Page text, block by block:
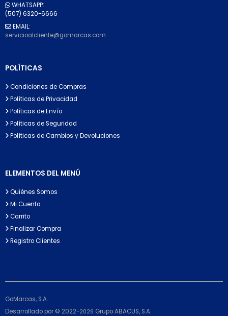
WHATSAPP:
(507) 6320-6666
EMAIL:
servicioalcliente@gomarcas.com
POLÍTICAS
Condiciones de Compras
Políticas de Privacidad
Políticas de Envío
Políticas de Seguridad
Políticas de Cambios y Devoluciones
ELEMENTOS DEL MENÚ
Quiénes Somos
Mi Cuenta
Carrito
Finalizar Compra
Registro Clientes
GoMarcas, S.A.
Desarrollado por © 2022-2026 Grupo ABACUS, S.A.